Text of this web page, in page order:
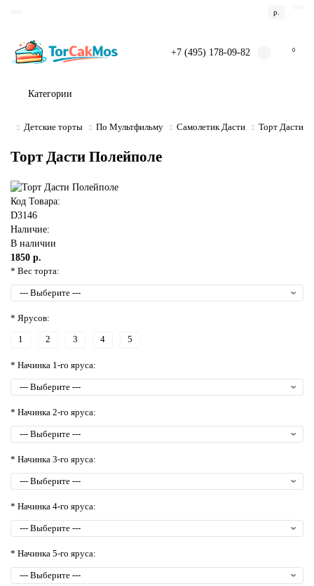
р.
+7 (495) 178-09-82 0
Категории
Детские торты По Мультфильму Самолетик Дасти Торт Дасти
Торт Дасти Полейполе
Код Товара:
D3146
Наличие:
В наличии
1850 р.
* Вес торта:
* Ярусов:
1 2 3 4 5
* Начинка 1-го яруса:
* Начинка 2-го яруса:
* Начинка 3-го яруса:
* Начинка 4-го яруса:
* Начинка 5-го яруса: